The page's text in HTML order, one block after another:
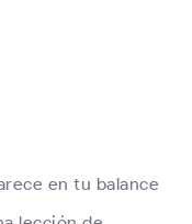
en tu balance